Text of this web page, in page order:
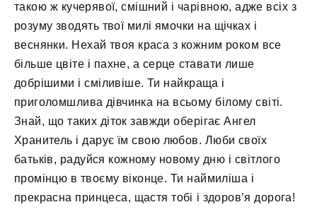
такою ж кучерявої, смішний і чарівною, адже всіх з
розуму зводять твої милі ямочки на щічках і
веснянки. Нехай твоя краса з кожним роком все
більше цвіте і пахне, а серце ставати лише
добрішими і сміливіше. Ти найкраща і
приголомшлива дівчинка на всьому білому світі.
Знай, що таких діток завжди оберігає Ангел
Хранитель і дарує їм свою любов. Люби своїх
батьків, радуйся кожному новому дню і світлого
промінцю в твоєму віконце. Ти наймиліша і
прекрасна принцеса, щастя тобі і здоров’я дорога!